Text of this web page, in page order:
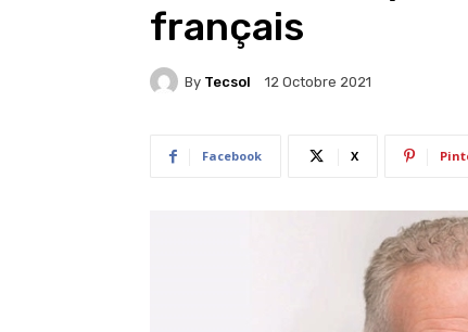
français
By Tecsol 12 Octobre 2021
Facebook X